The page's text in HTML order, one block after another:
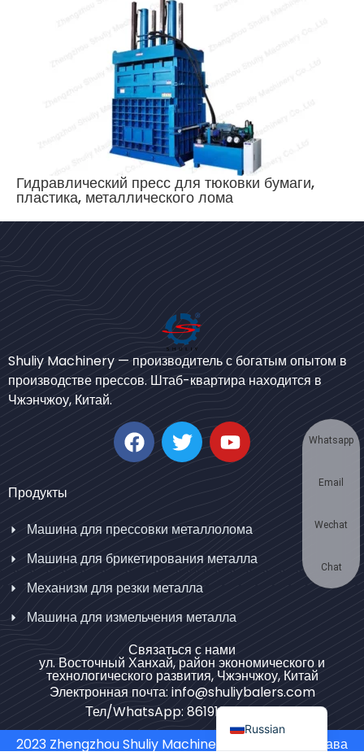
Гидравлический пресс для тюковки бумаги,
пластика, металлического лома
Shuliy Machinery — производитель с богатым опытом в
производстве прессов. Штаб-квартира находится в
Чжэнчжоу, Китай.
Продукты
Машина для прессовки металлолома
Машина для брикетирования металла
Механизм для резки металла
Машина для измельчения металла
Связаться с нами
ул. Восточный Ханхай, район экономического и
технологического развития, Чжэнчжоу, Китай
Электронная почта: info@shuliybalers.com
Тел/WhatsApp: 8619139754781
2023 Zhengzhou Shuliy Machinery Co. LTD. Все права
Russian
French
Chinese
Swahili
German
Japanese
Whatsapp
Email
Wechat
Chat